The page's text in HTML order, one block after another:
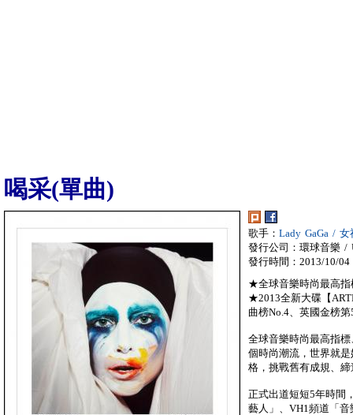
喝采(單曲)
歌手： Lady GaGa / 女
發行公司：環球音樂 /
發行時間：2013/10/04
★全球音樂時尚最高
★2013全新大碟【
曲榜No.4、英國金榜
全球音樂時尚最高指
個時尚潮流，世界就
格，挑戰舊有成規、
正式出道短短5年時間
藝人」、VH1頻道「